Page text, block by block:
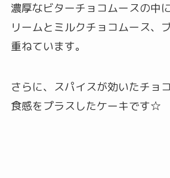
濃厚なビターチョコムースの中
リームとミルクチョコムース、
重ねています。
さらに、スパイスが効いたチョ
食感をプラスしたケーキです☆